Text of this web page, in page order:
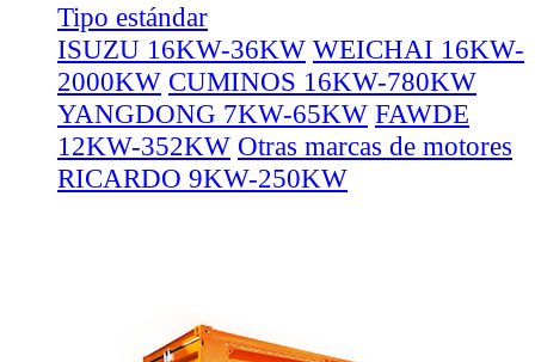
Tipo estándar
ISUZU 16KW-36KW WEICHAI 16KW-
2000KW CUMINOS 16KW-780KW
YANGDONG 7KW-65KW FAWDE
12KW-352KW Otras marcas de motores
RICARDO 9KW-250KW